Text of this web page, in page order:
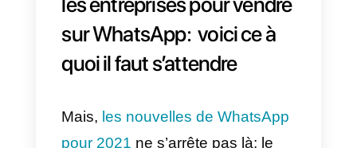
messagerie instantanée.